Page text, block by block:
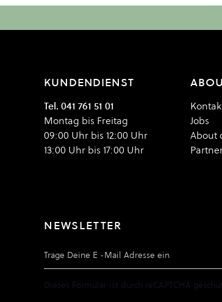
KUNDENDIENST
Tel. 041 761 51 01
Montag bis Freitag
09:00 Uhr bis 12:00 Uhr
13:00 Uhr bis 17:00 Uhr
Jobs
About
NEWSLETTER
Dieses Formular ist durch reCAPTCHA